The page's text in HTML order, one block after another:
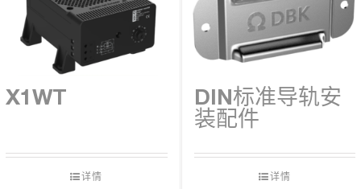
X1WT
详情
DIN标准导轨安
装配件
详情